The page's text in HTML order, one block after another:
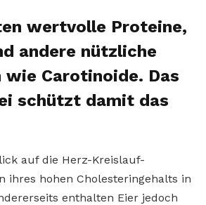
wertvolle Proteine,
andere nützliche
wie Carotinoide. Das
schützt damit das
auf die Herz-Kreislauf-
ihres hohen Cholesteringehalts in
enthalten Eier jedoch